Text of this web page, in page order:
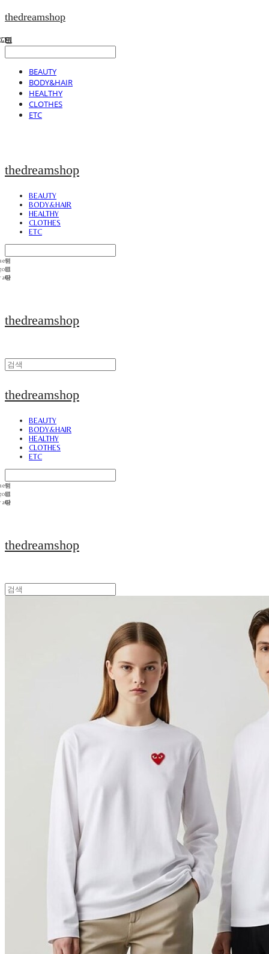
thedreamshop
BEAUTY
BODY&HAIR
HEALTHY
CLOTHES
ETC
thedreamshop
BEAUTY
BODY&HAIR
HEALTHY
CLOTHES
ETC
thedreamshop
thedreamshop
BEAUTY
BODY&HAIR
HEALTHY
CLOTHES
ETC
thedreamshop